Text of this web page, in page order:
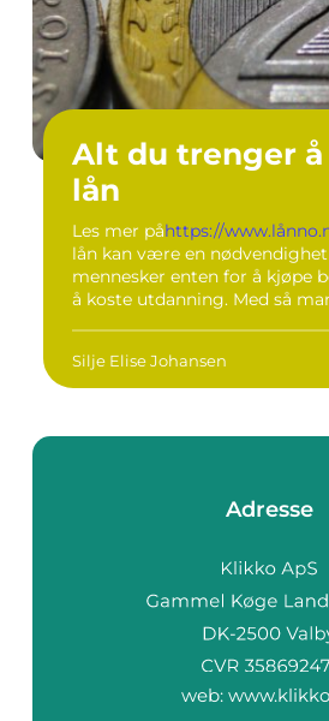
Alt du trenger
lån
Les mer påhttps://
lån kan være en
mennesker enten for å kjøpe
å koste utdanning. Med så
Silje Elise Johansen
Adresse
web: